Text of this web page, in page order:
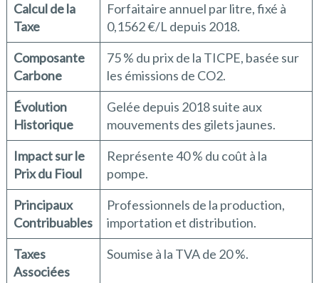
Calcul de la
Taxe
Forfaitaire annuel par litre, fixé à
0,1562 €/L depuis 2018.
Composante
Carbone
75 % du prix de la TICPE, basée sur
les émissions de CO2.
Évolution
Historique
Gelée depuis 2018 suite aux
mouvements des gilets jaunes.
Impact sur le
Prix du Fioul
Représente 40 % du coût à la
pompe.
Principaux
Contribuables
Professionnels de la production,
importation et distribution.
Taxes
Associées
Soumise à la TVA de 20 %.